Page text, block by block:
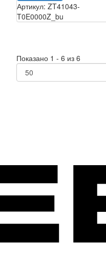
Артикул: ZT41043-
T0E0000Z_bu
Показано 1 - 6 из 6